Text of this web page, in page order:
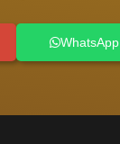
WhatsApp